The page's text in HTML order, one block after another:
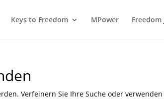
Keys to Freedom MPower Freedom
Verfeinern Sie Ihre Suche oder